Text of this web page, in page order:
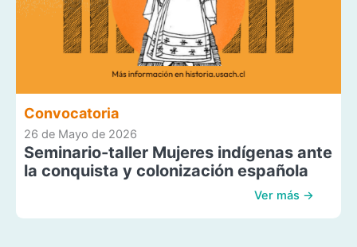
Convocatoria
26 de Mayo de 2026
Seminario-taller Mujeres indígenas ante
la conquista y colonización española
Ver más →